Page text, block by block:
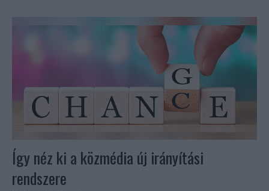
Így néz ki a közmédia új irányítási
rendszere